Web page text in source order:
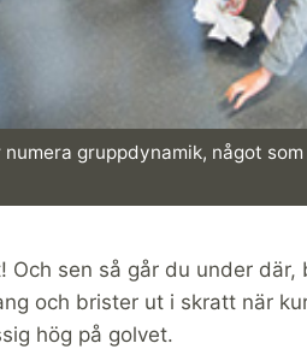
gruppdynamik, något
Och sen så går du under
och brister ut i skratt när
hög på golvet.